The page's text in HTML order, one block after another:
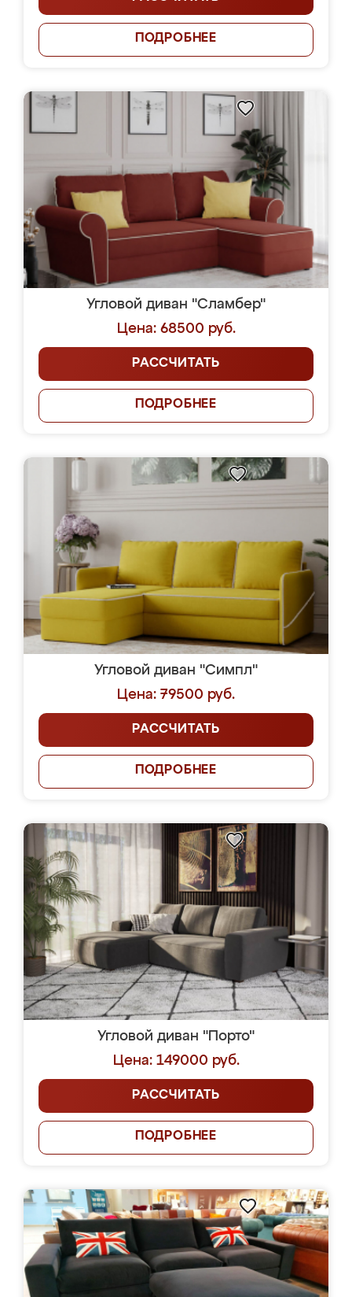
ПОДРОБНЕЕ
Угловой диван "Сламбер"
Цена: 68500 руб.
РАССЧИТАТЬ
ПОДРОБНЕЕ
Угловой диван "Симпл"
Цена: 79500 руб.
РАССЧИТАТЬ
ПОДРОБНЕЕ
Угловой диван "Порто"
Цена: 149000 руб.
РАССЧИТАТЬ
ПОДРОБНЕЕ